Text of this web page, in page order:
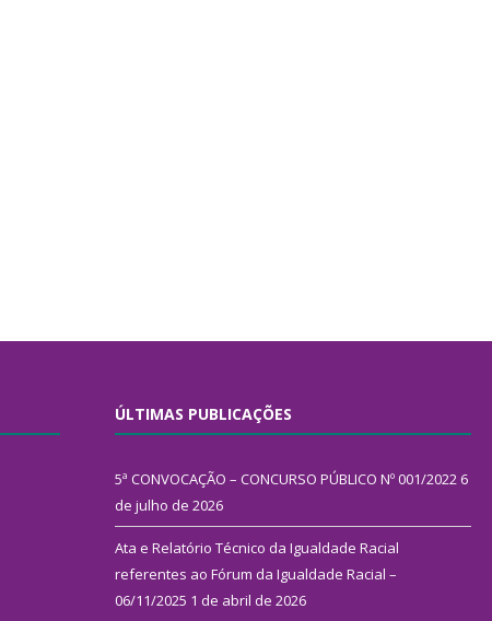
ÚLTIMAS PUBLICAÇÕES
5ª CONVOCAÇÃO – CONCURSO PÚBLICO Nº 001/2022 6
de julho de 2026
Ata e Relatório Técnico da Igualdade Racial
referentes ao Fórum da Igualdade Racial –
06/11/2025 1 de abril de 2026